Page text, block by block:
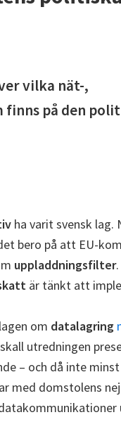
vilka nät-,
på den
ha varit svensk lag.
bero på att EU-
uppladdningsfilter
är tänkt att
om datalagring
utredningen
– och då inte
med domstolens